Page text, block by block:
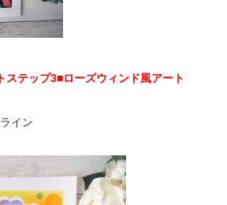
ステップ3■ローズウィンド風アート
イン